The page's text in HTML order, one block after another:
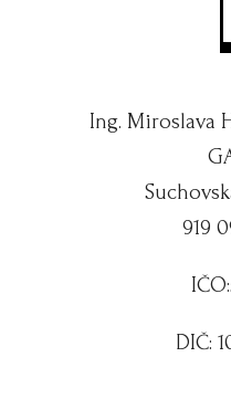
Ing. Miroslava
919
DIČ: